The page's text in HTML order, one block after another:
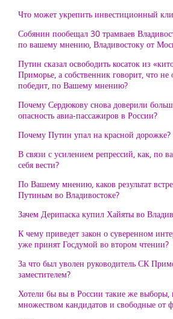
Что может укрепить инвестиционный
Собянин пообещал 30 трамваев
по вашему мнению, Владивостоку от
Путин сказал освободить косаток из
Приморье, а собственник говорит, что не
победит, по Вашему мнению?
Почему Сердюкову снова доверили
опасность авиа-пассажиров в России?
Почему Путин упал на красной дорожке?
В связи с усилением репрессий, как, по
себя вести?
По Вашему мнению, каков результат
Путиным во Владивостоке?
Зачем Дерипаска купил Хайяты во
К чему приведет закон о суверенном
уже принят Госдумой во втором чтении?
За что был уволен руководитель СК
заместителем?
Хотели бы вы в России такие же выборы,
множеством кандидатов и свободные от